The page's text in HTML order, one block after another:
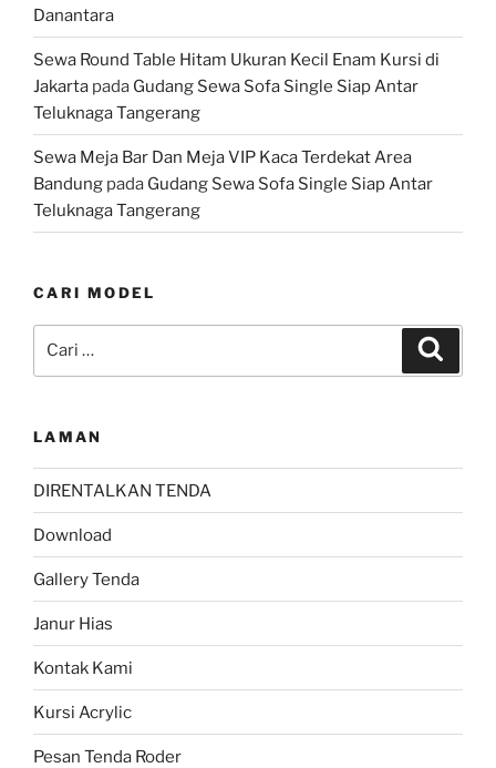
Danantara
Sewa Round Table Hitam Ukuran Kecil Enam Kursi di
Jakarta pada Gudang Sewa Sofa Single Siap Antar
Teluknaga Tangerang
Sewa Meja Bar Dan Meja VIP Kaca Terdekat Area
Bandung pada Gudang Sewa Sofa Single Siap Antar
Teluknaga Tangerang
CARI MODEL
untuk:
LAMAN
DIRENTALKAN TENDA
Download
Gallery Tenda
Janur Hias
Kontak Kami
Kursi Acrylic
Pesan Tenda Roder